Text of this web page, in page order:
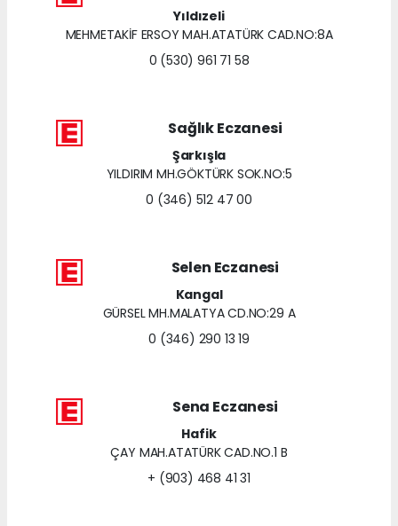
Yıldızeli
MEHMETAKİF ERSOY MAH.ATATÜRK CAD.NO:8A
0 (530) 961 71 58
Sağlık Eczanesi
Şarkışla
YILDIRIM MH.GÖKTÜRK SOK.NO:5
0 (346) 512 47 00
Selen Eczanesi
Kangal
GÜRSEL MH.MALATYA CD.NO:29 A
0 (346) 290 13 19
Sena Eczanesi
Hafik
ÇAY MAH.ATATÜRK CAD.NO.1 B
+ (903) 468 41 31